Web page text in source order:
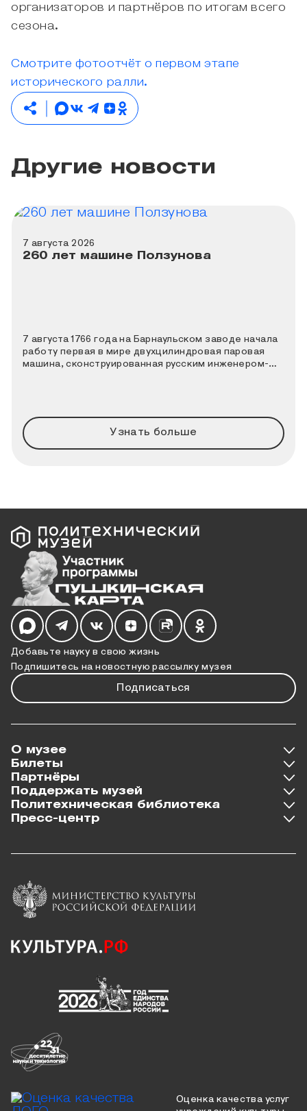
организаторов и партнёров по итогам всего
сезона.
Смотрите фотоотчёт о первом этапе
исторического ралли.
Другие новости
7 августа 2026
260 лет машине Ползунова
7 августа 1766 года на Барнаульском заводе начала
работу первая в мире двухцилиндровая паровая
машина, сконструированная русским инженером-
Узнать больше
Добавьте науку в свою жизнь
Подпишитесь на новостную рассылку музея
Подписаться
Мы в социальных сетях
О музее
Билеты
Партнёры
Поддержать музей
Политехническая библиотека
Пресс-центр
Оценка качества услуг